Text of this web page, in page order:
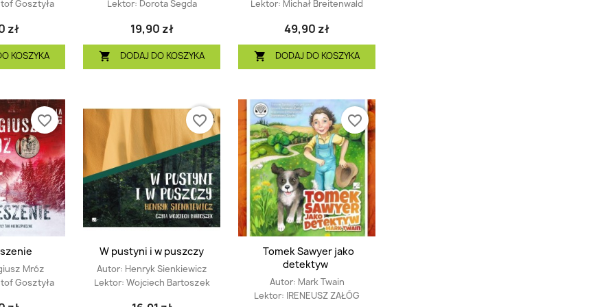
Gosztyła
zł
KOSZYKA
Lektor: Dorota Segda
19,90 zł
 DODAJ DO KOSZYKA
Lektor: Michał Breitenwald
49,90 zł
 DODAJ DO KOSZYKA
Mróz
Gosztyła
favorite_border
W pustyni i w puszczy
Autor: Henryk Sienkiewicz
Lektor: Wojciech Bartoszek
favorite_border
Tomek Sawyer jako
detektyw
Autor: Mark Twain
Lektor: IRENEUSZ ZAŁÓG
favorite_border